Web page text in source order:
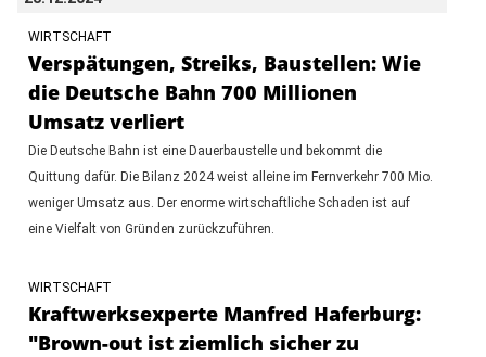
WIRTSCHAFT
Verspätungen, Streiks, Baustellen: Wie
die Deutsche Bahn 700 Millionen
Umsatz verliert
Die Deutsche Bahn ist eine Dauerbaustelle und bekommt die
Quittung dafür. Die Bilanz 2024 weist alleine im Fernverkehr 700 Mio.
weniger Umsatz aus. Der enorme wirtschaftliche Schaden ist auf
eine Vielfalt von Gründen zurückzuführen.
WIRTSCHAFT
Kraftwerksexperte Manfred Haferburg:
"Brown-out ist ziemlich sicher zu